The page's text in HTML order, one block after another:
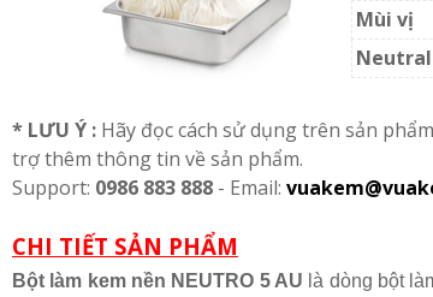
Mùi vị
Neutral
* LƯU Ý : Hãy đọc cách sử dụng trên sản
trợ thêm thông tin về sản phẩm.
Support: 0986 883 888 - Email:
CHI TIẾT SẢN PHẨM
Bột làm kem nền NEUTRO 5 AU là dòng bột